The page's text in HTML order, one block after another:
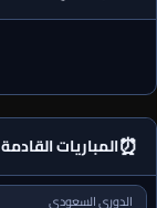
⏰المباريات القادمة
الدوري السعودي